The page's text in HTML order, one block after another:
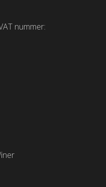
nummer: